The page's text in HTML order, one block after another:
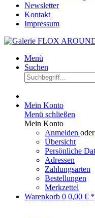
Newsletter
Kontakt
Impressum
Menü
Suchen
Mein Konto
Menü schließen
Mein Konto
Anmelden oder
Übersicht
Persönliche
Adressen
Zahlungsarten
Bestellungen
Merkzettel
Warenkorb 0 0,00 € *